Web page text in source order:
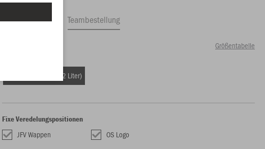
Einzelauftrag Teambestellung
Größentabelle
Einheitsgröße (ca. 32 Liter)
Fixe Veredelungspositionen
JFV Wappen OS Logo